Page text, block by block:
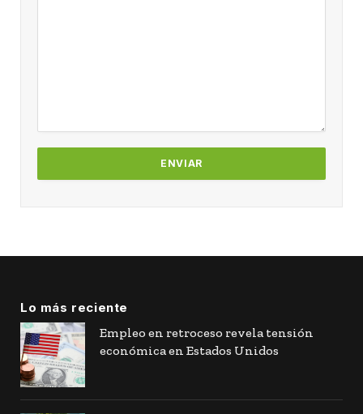
Lo más reciente
Empleo en retroceso revela tensión
económica en Estados Unidos